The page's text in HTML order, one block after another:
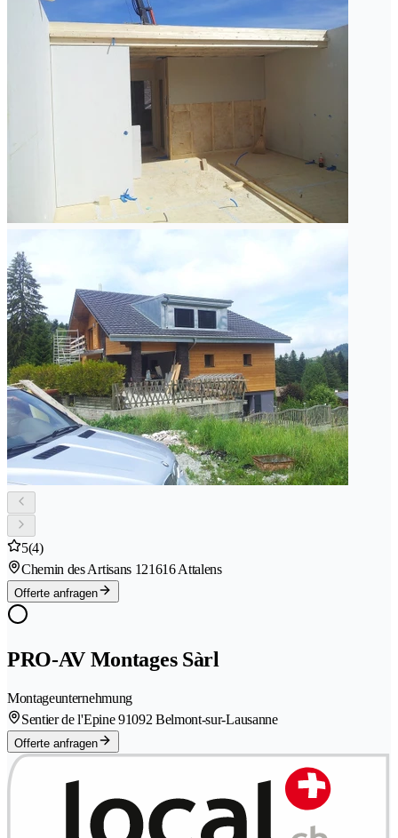
5(4)
Chemin des Artisans 121616 Attalens
Offerte anfragen
PRO-AV Montages Sàrl
Montageunternehmung
Sentier de l'Epine 91092 Belmont-sur-Lausanne
Offerte anfragen